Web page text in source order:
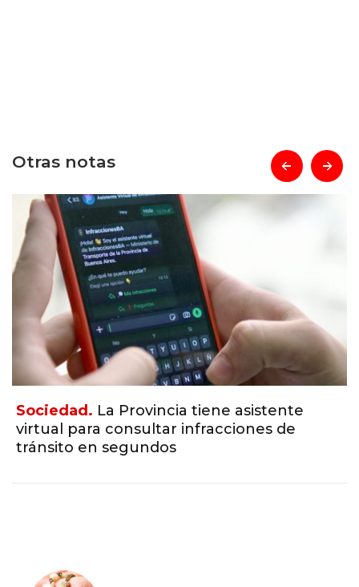
Otras notas
Sociedad. La Provincia tiene asistente
virtual para consultar infracciones de
tránsito en segundos
prev next